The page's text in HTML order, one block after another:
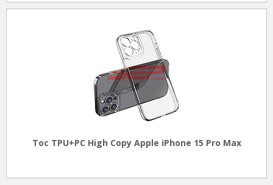
Toc TPU+PC High Copy Apple iPhone 15 Pro Max